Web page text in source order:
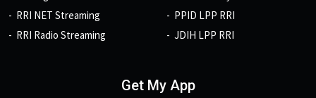
RRI NET Streaming
RRI Radio Streaming
PPID LPP RRI
JDIH LPP RRI
Get My App